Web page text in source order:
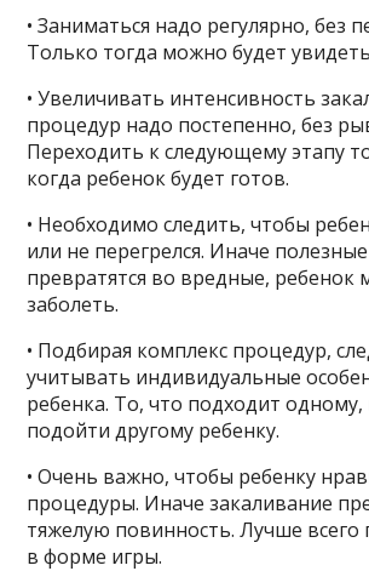
• Заниматься надо регулярно, без
Только тогда можно будет
• Увеличивать интенсивность
процедур надо постепенно, без
Переходить к следующему этапу
когда ребенок будет готов.
• Необходимо следить, чтобы
или не перегрелся. Иначе
превратятся во вредные, ребенок
заболеть.
• Подбирая комплекс процедур,
учитывать индивидуальные
ребенка. То, что подходит
подойти другому ребенку.
• Очень важно, чтобы ребенку
процедуры. Иначе закаливание
тяжелую повинность. Лучше всего
в форме игры.